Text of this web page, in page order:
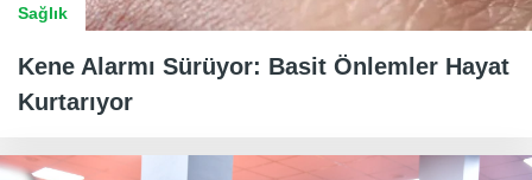
Sağlık
Kene Alarmı Sürüyor: Basit Önlemler Hayat
Kurtarıyor